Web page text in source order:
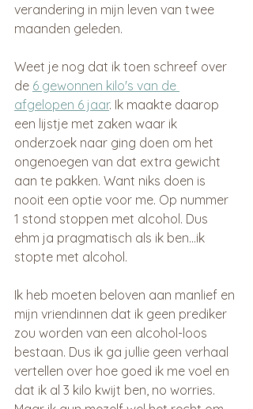
verandering in mijn leven van twee
maanden geleden.
Weet je nog dat ik toen schreef over
de 6 gewonnen kilo's van de
afgelopen 6 jaar. Ik maakte daarop
een lijstje met zaken waar ik
onderzoek naar ging doen om het
ongenoegen van dat extra gewicht
aan te pakken. Want niks doen is
nooit een optie voor me. Op nummer
1 stond stoppen met alcohol. Dus
ehm ja pragmatisch als ik ben...ik
stopte met alcohol.
Ik heb moeten beloven aan manlief en
mijn vriendinnen dat ik geen prediker
zou worden van een alcohol-loos
bestaan. Dus ik ga jullie geen verhaal
vertellen over hoe goed ik me voel en
dat ik al 3 kilo kwijt ben, no worries.